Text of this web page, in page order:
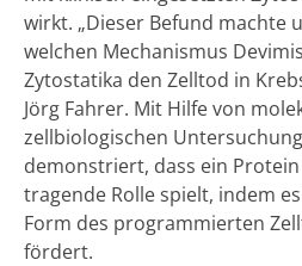
wirkt. „Dieser Befund machte
welchen Mechanismus
Zytostatika den Zelltod in
Jörg Fahrer. Mit Hilfe von
zellbiologischen
demonstriert, dass ein
tragende Rolle spielt, indem
Form des programmierten
fördert.